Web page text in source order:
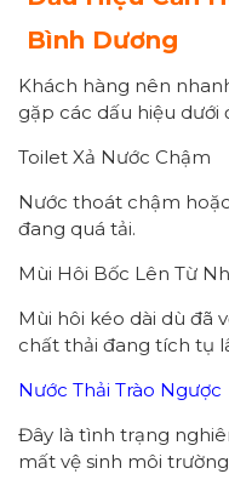
Bình Dương
Khách hàng nên
gặp các dấu hiệu dưới
Toilet Xả Nước Chậm
Nước thoát chậm
đang quá tải.
Mùi Hôi Bốc Lên Từ
Mùi hôi kéo dài dù đã
chất thải đang tích tụ
Nước Thải Trào Ngược
Đây là tình trạng
mất vệ sinh môi